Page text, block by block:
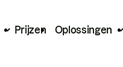
Prijzen Oplossingen